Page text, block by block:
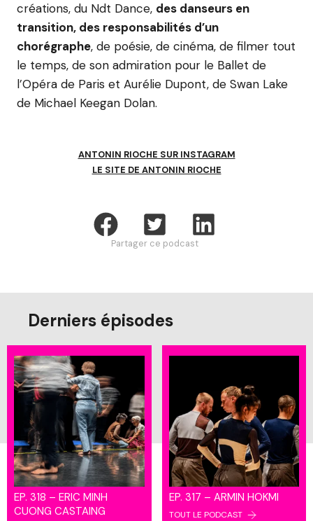
créations, du Ndt Dance, des danseurs en
transition, des responsabilités d’un
chorégraphe, de poésie, de cinéma, de filmer tout
le temps, de son admiration pour le Ballet de
l’Opéra de Paris et Aurélie Dupont, de Swan Lake
de Michael Keegan Dolan.
ANTONIN RIOCHE SUR INSTAGRAM
LE SITE DE ANTONIN RIOCHE
Partager ce podcast
Derniers épisodes
EP. 318 – ERIC MINH
CUONG CASTAING
EP. 317 – ARMIN HOKMI
TOUT LE PODCAST